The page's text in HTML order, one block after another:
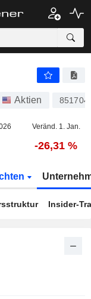
Aktien 851704
Veränd. 1. Jan.
-26,31 %
Insider-